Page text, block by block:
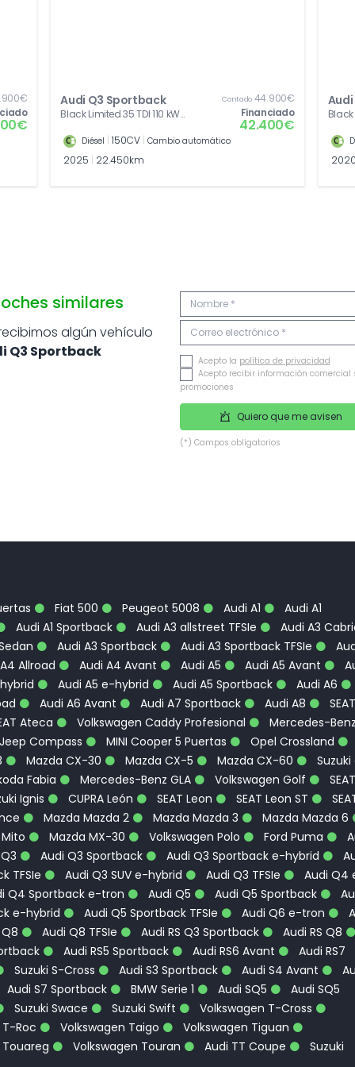
Audi Q3 Sportback
Black Limited 35 TDI 110 kW
Contado 44.900€
Financiado
42.400€
Diésel 150CV Cambio automático
2025 22.450km
Black
2020
similares
algún vehículo
Q3 Sportback
Acepto la política de privacidad
Acepto recibir información comercial
promociones
Quiero que me avisen
(*) Campos obligatorios
Fiat 500 Peugeot 5008 Audi A1
Audi A1
Audi A1 Sportback Audi A3 allstreet TFSIe
Audi A3
Audi A3 Sportback Audi A3 Sportback TFSIe
Allroad Audi A4 Avant Audi A5 Audi A5 Avant
Audi A5 e-hybrid Audi A5 Sportback
Audi A6
Audi A6 Avant Audi A7 Sportback Audi A8
SEAT
Ateca Volkswagen Caddy Profesional
Mercedes-Benz
Jeep Compass MINI Cooper 5 Puertas
Opel Crossland
Mazda CX-30 Mazda CX-5 Mazda CX-60
Suzuki
Fabia Mercedes-Benz GLA Volkswagen Golf
SEAT
Ignis CUPRA León SEAT Leon SEAT Leon ST
Mazda Mazda 2 Mazda Mazda 3
Mazda Mazda 6
Mazda MX-30 Volkswagen Polo Ford Puma
Audi Q3 Sportback Audi Q3 Sportback e-hybrid
TFSIe
Audi Q3 SUV e-hybrid Audi Q3 TFSIe
Audi Q4
Q4 Sportback e-tron Audi Q5 Audi Q5 Sportback
e-hybrid
Audi Q5 Sportback TFSIe Audi Q6 e-tron
Audi Q8 TFSIe Audi RS Q3 Sportback
Audi RS Q8
Audi RS5 Sportback Audi RS6 Avant
Audi RS7
Suzuki S-Cross Audi S3 Sportback Audi S4 Avant
Audi S7 Sportback BMW Serie 1 Audi SQ5
Audi SQ5
Suzuki Swace Suzuki Swift
Volkswagen T-Cross
Roc
Volkswagen Taigo
Volkswagen Tiguan
Volkswagen Touran Audi TT Coupe
Suzuki